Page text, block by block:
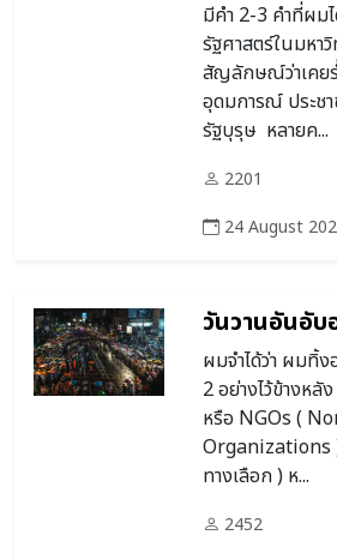
มีคำ 2-3 คำที่ผม
รัฐศาสตร์ในมหา
สัญลักษณ์ว่าเคยร่
อุดมการณ์ ประช
รัฐบุรุษ หลายค...
2201
24 August
วันวานอันอับ
ผมจำได้ว่า ผมทิ้
2 อย่างไว้ข้างห
หรือ NGOs (
Organizations
ทางเลือก ) ห...
2452